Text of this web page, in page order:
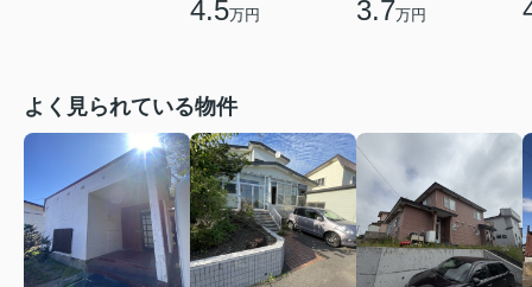
4.5万円 3.7万円
よく見られている物件